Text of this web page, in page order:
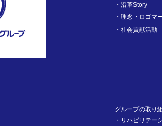
沿革Story
理念・ロゴマ
社会貢献活動
グループの取り
リハビリテー